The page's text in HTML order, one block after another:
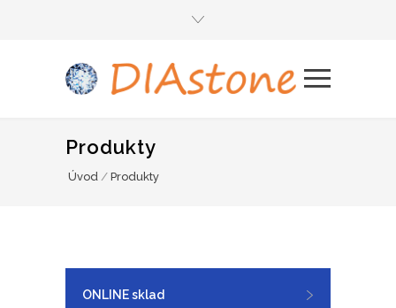
Produkty
Úvod / Produkty
ONLINE sklad